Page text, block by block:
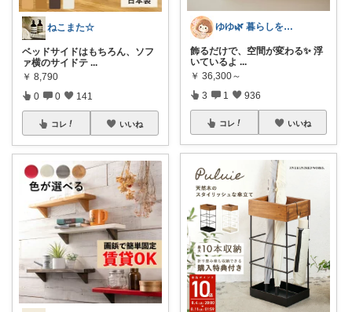
ねこまた☆
ベッドサイドはもちろん、ソフ
ァ横のサイドテ ...
￥ 8,790
0 0 141
コレ いいね
ゆゆ🌿 暮らしを整えたい🫖
飾るだけで、空間が変わる✨ 浮
いているよ ...
￥ 36,300～
3 1 936
コレ いいね